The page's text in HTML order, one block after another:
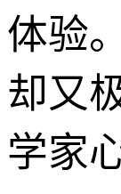
体验
却又
学家